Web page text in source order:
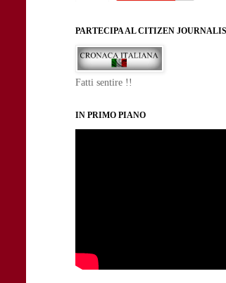
PARTECIPA AL CITIZEN
Fatti sentire !!
IN PRIMO PIANO